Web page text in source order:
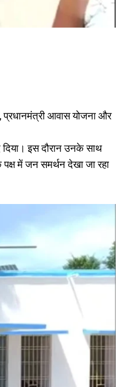
प्रधानमंत्री आवास योजना और
इस दौरान उनके साथ
पक्ष में जन समर्थन देखा जा रहा